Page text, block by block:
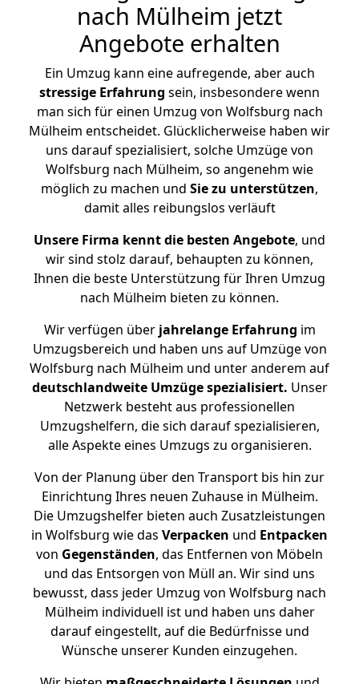
nach Mülheim jetzt
Angebote erhalten
Ein Umzug kann eine aufregende, aber auch
stressige Erfahrung sein, insbesondere wenn
man sich für einen Umzug von Wolfsburg nach
Mülheim entscheidet. Glücklicherweise haben wir
uns darauf spezialisiert, solche Umzüge von
Wolfsburg nach Mülheim, so angenehm wie
möglich zu machen und Sie zu unterstützen,
damit alles reibungslos verläuft
Unsere Firma kennt die besten Angebote, und
wir sind stolz darauf, behaupten zu können,
Ihnen die beste Unterstützung für Ihren Umzug
nach Mülheim bieten zu können.
Wir verfügen überjahrelange Erfahrung im
Umzugsbereich und haben uns auf Umzüge von
Wolfsburg nach Mülheim und unter anderem auf
deutschlandweite Umzüge spezialisiert. Unser
Netzwerk besteht aus professionellen
Umzugshelfern, die sich darauf spezialisieren,
alle Aspekte eines Umzugs zu organisieren.
Von der Planung über den Transport bis hin zur
Einrichtung Ihres neuen Zuhause in Mülheim.
Die Umzugshelfer bieten auch Zusatzleistungen
in Wolfsburg wie das Verpacken und Entpacken
von Gegenständen, das Entfernen von Möbeln
und das Entsorgen von Müll an. Wir sind uns
bewusst, dass jeder Umzug von Wolfsburg nach
Mülheim individuell ist und haben uns daher
darauf eingestellt, auf die Bedürfnisse und
Wünsche unserer Kunden einzugehen.